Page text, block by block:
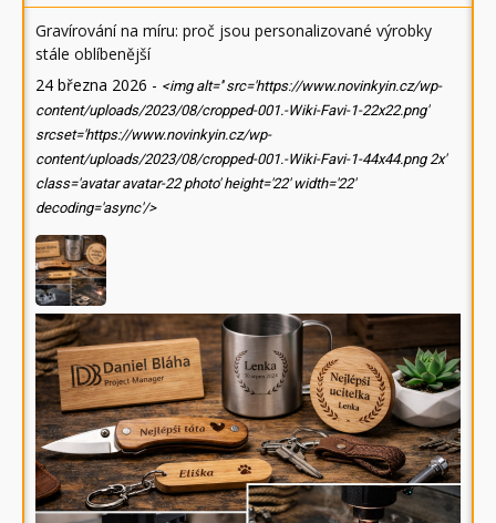
Gravírování na míru: proč jsou personalizované výrobky
stále oblíbenější
24 března 2026 - <img alt='' src='https://www.novinkyin.cz/wp-
content/uploads/2023/08/cropped-001.-Wiki-Favi-1-22x22.png'
srcset='https://www.novinkyin.cz/wp-
content/uploads/2023/08/cropped-001.-Wiki-Favi-1-44x44.png 2x'
class='avatar avatar-22 photo' height='22' width='22'
decoding='async'/>